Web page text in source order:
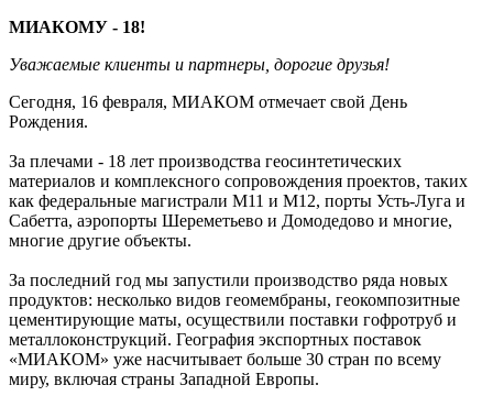
МИАКОМУ - 18!
Уважаемые клиенты и партнеры, дорогие друзья!
Сегодня, 16 февраля, МИАКОМ отмечает свой День
Рождения.
За плечами - 18 лет производства геосинтетических
материалов и комплексного сопровождения проектов, таких
как федеральные магистрали М11 и М12, порты Усть-Луга и
Сабетта, аэропорты Шереметьево и Домодедово и многие,
многие другие объекты.
За последний год мы запустили производство ряда новых
продуктов: несколько видов геомембраны, геокомпозитные
цементирующие маты, осуществили поставки гофротруб и
металлоконструкций. География экспортных поставок
«МИАКОМ» уже насчитывает больше 30 стран по всему
миру, включая страны Западной Европы.